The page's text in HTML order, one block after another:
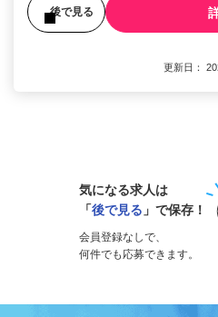
後で見る
更新日：
気になる求人は
「後で見る 」で保存！
会員登録なしで、
何件でも応募できます。